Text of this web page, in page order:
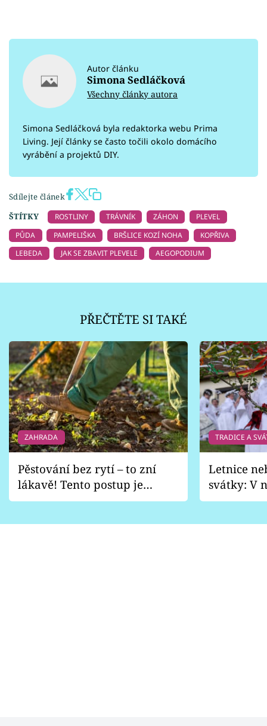
Autor článku
Simona Sedláčková
Všechny články autora
Simona Sedláčková byla redaktorka webu Prima
Living. Její články se často točili okolo domácího
vyrábění a projektů DIY.
Sdílejte článek
ŠTÍTKY
ROSTLINY TRÁVNÍK ZÁHON
PLEVEL
PŮDA
PAMPELIŠKA BRŠLICE KOZÍ NOHA
KOPŘIVA
LEBEDA
JAK SE ZBAVIT PLEVELE AEGOPODIUM
PŘEČTĚTE SI TAKÉ
ZAHRADA
Pěstování bez rytí – to zní
lákavě! Tento postup je
vhodný jen pro některé
TRADICE A
Letnice
svátky: V
pondělí